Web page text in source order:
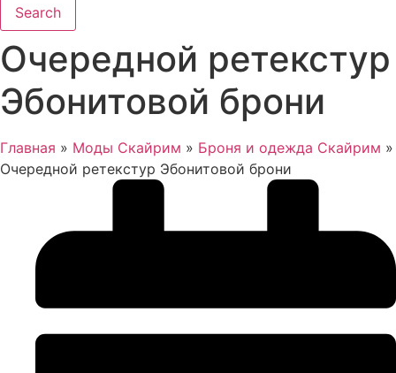
Search
Очередной ретекстур
Эбонитовой брони
Главная » Моды Скайрим » Броня и одежда Скайрим »
Очередной ретекстур Эбонитовой брони